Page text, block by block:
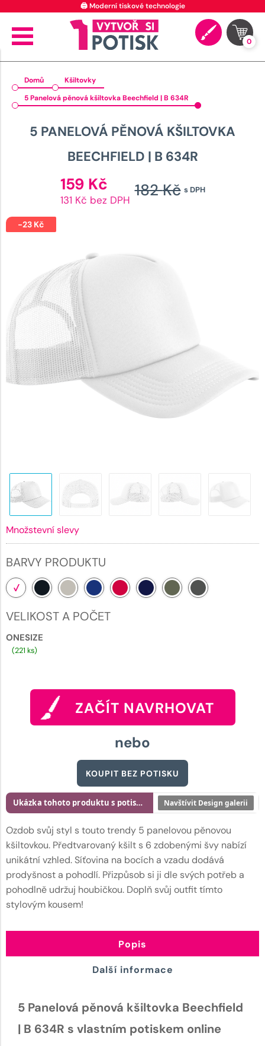
🖨️ Moderní tiskové technologie
0
Domů
Kšiltovky
5 Panelová pěnová kšiltovka Beechfield | B 634R
5 PANELOVÁ PĚNOVÁ KŠILTOVKA
BEECHFIELD | B 634R
s DPH
182Kč
159 Kč cena
131 Kč bez DPH
-23 Kč
Množstevní slevy
BARVY PRODUKTU
VELIKOST A POČET
ONESIZE
(221 ks)
ZAČÍT NAVRHOVAT
nebo
KOUPIT BEZ POTISKU
Ozdob svůj styl s touto trendy 5 panelovou pěnovou
kšiltovkou. Předtvarovaný kšilt s 6 zdobenými švy nabízí
unikátní vzhled. Síťovina na bocích a vzadu dodává
prodyšnost a pohodlí. Přizpůsob si ji dle svých potřeb a
pohodlně udržuj houbičkou. Doplň svůj outfit tímto
stylovým kousem!
Ukázka tohoto produktu s potiskem Navštívit Design galerii
Popis
Další informace
5 Panelová pěnová kšiltovka Beechfield
| B 634R s vlastním potiskem online